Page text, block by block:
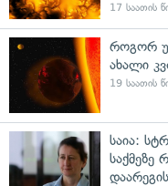
17 საათის
როგორ
ახალი
19 საათის
საია:
საქმეზე